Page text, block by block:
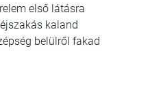
első látásra
kaland
belülről fakad